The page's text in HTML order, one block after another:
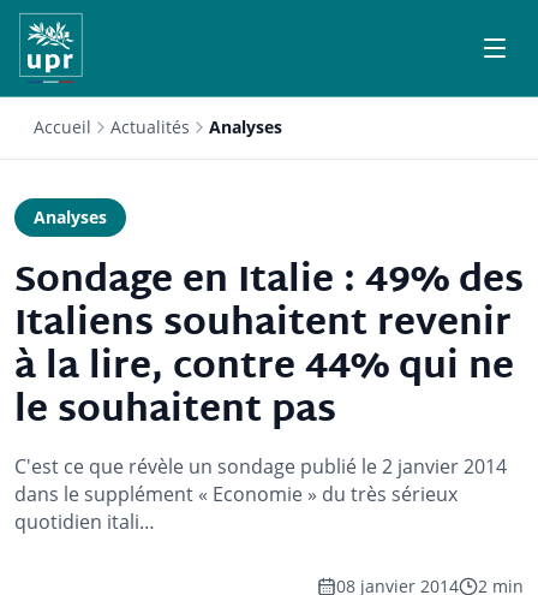
Accueil Actualités Analyses
Analyses
Sondage en Italie : 49% des
Italiens souhaitent revenir
à la lire, contre 44% qui ne
le souhaitent pas
C'est ce que révèle un sondage publié le 2 janvier 2014
dans le supplément « Economie » du très sérieux
quotidien itali…
08 janvier 2014 2 min